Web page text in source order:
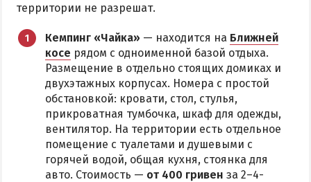
территории не разрешат.
Кемпинг «Чайка» — находится на Ближней
косе рядом с одноименной базой отдыха.
Размещение в отдельно стоящих домиках и
двухэтажных корпусах. Номера с простой
обстановкой: кровати, стол, стулья,
прикроватная тумбочка, шкаф для одежды,
вентилятор. На территории есть отдельное
помещение с туалетами и душевыми с
горячей водой, общая кухня, стоянка для
авто. Стоимость — от 400 гривен за 2–4-